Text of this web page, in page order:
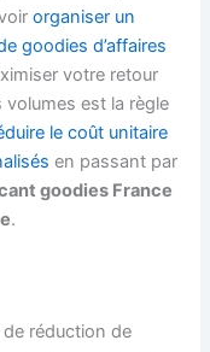
organiser un
goodies d’affaires
votre retour
volumes est la règle
le coût unitaire
en passant par
goodies France
.
réduction de